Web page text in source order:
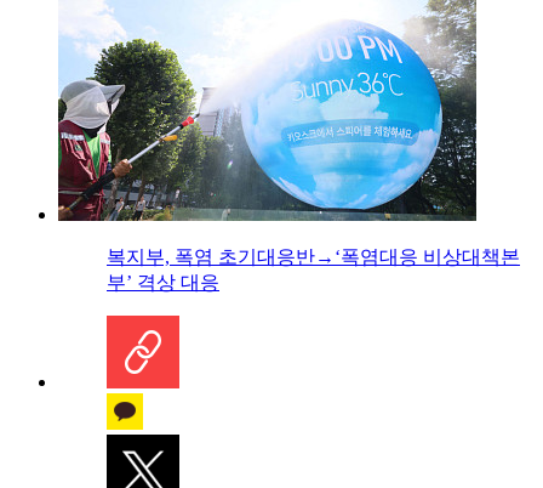
복지부, 폭염 초기대응반→‘폭염대응 비상대책본
부’ 격상 대응